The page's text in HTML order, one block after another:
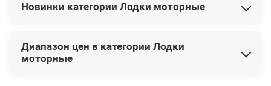
Новинки категории Лодки моторные
Моторно-гребная надувная килевая лодка КОЛИБРИ
КМ-450DSL 39 577 грн
Диапазон цен в категории Лодки
моторные